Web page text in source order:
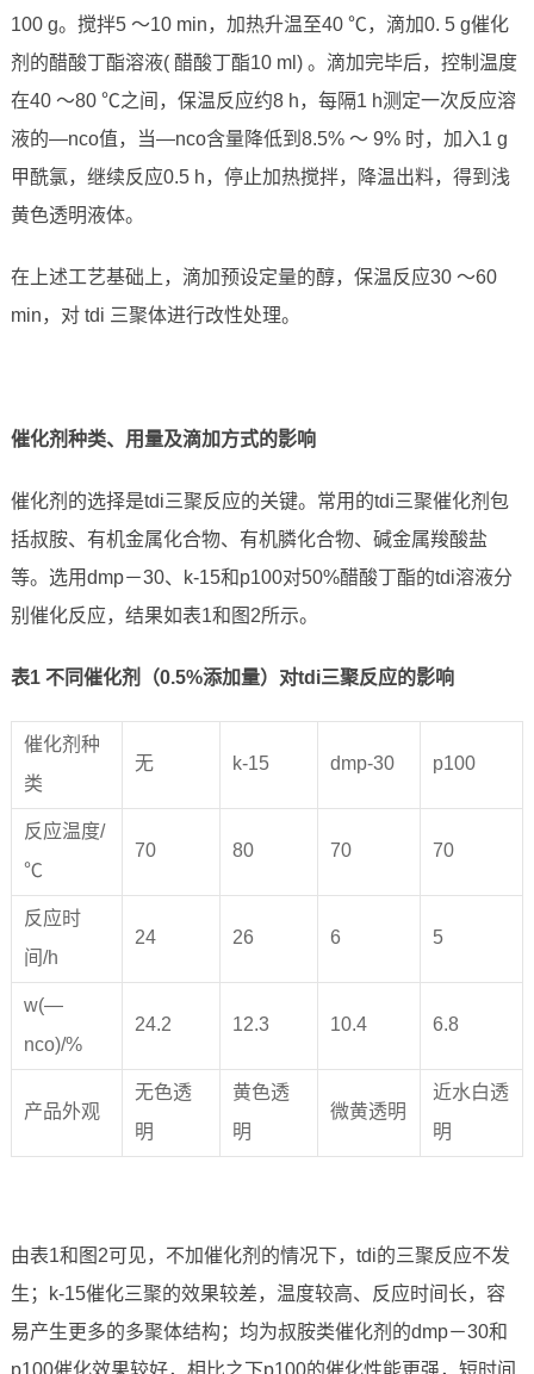
100 g。搅拌5 ～10 min，加热升温至40 ℃，滴加0. 5 g催化
剂的醋酸丁酯溶液( 醋酸丁酯10 ml) 。滴加完毕后，控制温度
在40 ～80 ℃之间，保温反应约8 h，每隔1 h测定一次反应溶
液的—nco值，当—nco含量降低到8.5% ～ 9% 时，加入1 g
甲酰氯，继续反应0.5 h，停止加热搅拌，降温出料，得到浅
黄色透明液体。
在上述工艺基础上，滴加预设定量的醇，保温反应30 ～60
min，对 tdi 三聚体进行改性处理。
催化剂种类、用量及滴加方式的影响
催化剂的选择是tdi三聚反应的关键。常用的tdi三聚催化剂包
括叔胺、有机金属化合物、有机膦化合物、碱金属羧酸盐
等。选用dmp－30、k-15和p100对50%醋酸丁酯的tdi溶液分
别催化反应，结果如表1和图2所示。
表1 不同催化剂（0.5%添加量）对tdi三聚反应的影响
催化剂种
类
无 k-15 dmp-30 p100
反应温度/
℃
70 80 70 70
反应时
间/h
24 26 6 5
w(—
nco)/%
24.2 12.3 10.4 6.8
产品外观
无色透
明
黄色透
明
微黄透明
近水白透
明
由表1和图2可见，不加催化剂的情况下，tdi的三聚反应不发
生；k-15催化三聚的效果较差，温度较高、反应时间长，容
易产生更多的多聚体结构；均为叔胺类催化剂的dmp－30和